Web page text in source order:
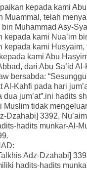
kepada kami
Muammal, telah
Muhammad Asy-
kepada kami Nua’im
kepada kami Husyaim,
kami Abu
dari Abu Sa’id
bersabda:
Al-Kahfi pada hari
jum’at”.ini hadits
Muslim tidak
Dzahabi] 3392,
hadits munkar-Al-
Adz-Dzahabi]
hadits-hadits